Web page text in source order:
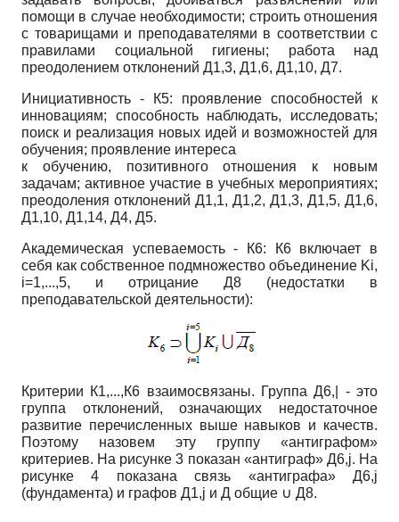
помощи в случае необходимости; строить отношения
с товарищами и преподавателями в соответствии с
правилами социальной гигиены; работа над
преодолением отклонений Д1,3, Д1,6, Д1,10, Д7.
Инициативность - К5: проявление способностей к
инновациям; способность наблюдать, исследовать;
поиск и реализация новых идей и возможностей для
обучения; проявление интереса
к обучению, позитивного отношения к новым
задачам; активное участие в учебных мероприятиях;
преодоления отклонений Д1,1, Д1,2, Д1,3, Д1,5, Д1,6,
Д1,10, Д1,14, Д4, Д5.
Академическая успеваемость - К6: К6 включает в
себя как собственное подмножество объединение Ki,
i=1,...,5, и отрицание Д8 (недостатки в
преподавательской деятельности):
Критерии К1,...,К6 взаимосвязаны. Группа Д6,| - это
группа отклонений, означающих недостаточное
развитие перечисленных выше навыков и качеств.
Поэтому назовем эту группу «антиграфом»
критериев. На рисунке 3 показан «антиграф» Д6,j. На
рисунке 4 показана связь «антиграфа» Д6,j
(фундамента) и графов Д1,j и Д общие ∪ Д8.